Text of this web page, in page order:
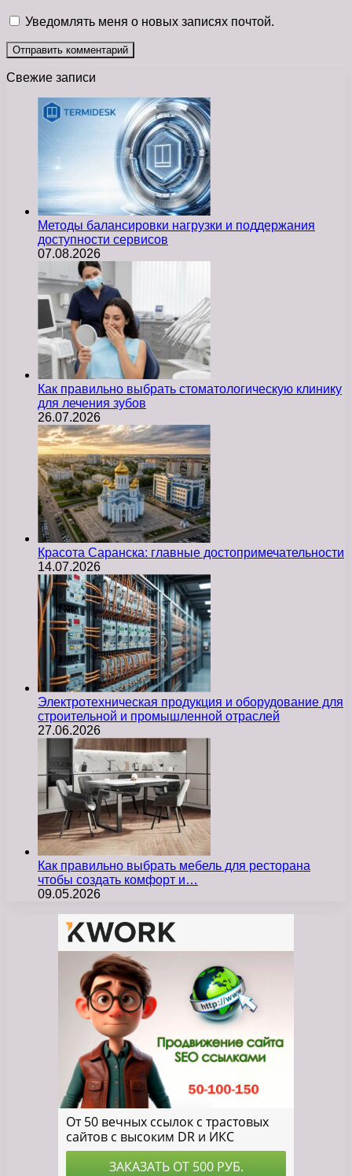
Уведомлять меня о новых записях почтой.
Свежие записи
Методы балансировки нагрузки и поддержания
доступности сервисов
07.08.2026
Как правильно выбрать стоматологическую клинику
для лечения зубов
26.07.2026
Красота Саранска: главные достопримечательности
14.07.2026
Электротехническая продукция и оборудование для
строительной и промышленной отраслей
27.06.2026
Как правильно выбрать мебель для ресторана
чтобы создать комфорт и…
09.05.2026